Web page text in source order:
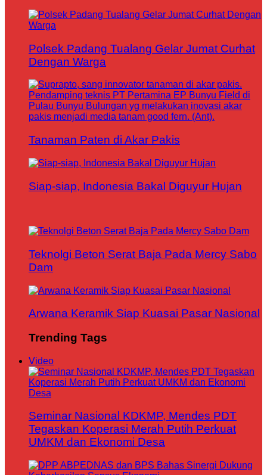
Polsek Padang Tualang Gelar Jumat Curhat
Dengan Warga
Tanaman Paten di Akar Pakis
Siap-siap, Indonesia Bakal Diguyur Hujan
Teknolgi Beton Serat Baja Pada Mercy Sabo
Dam
Arwana Keramik Siap Kuasai Pasar Nasional
Trending Tags
Video
Seminar Nasional KDKMP, Mendes PDT
Tegaskan Koperasi Merah Putih Perkuat
UMKM dan Ekonomi Desa